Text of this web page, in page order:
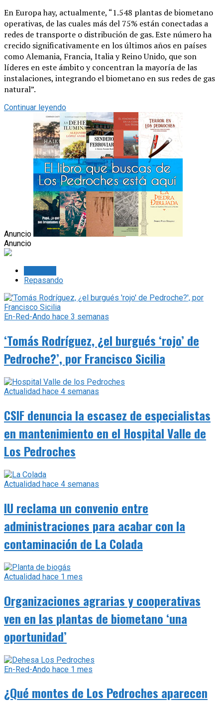
En Europa hay, actualmente, “1.548 plantas de biometano
operativas, de las cuales más del 75% están conectadas a
redes de transporte o distribución de gas. Este número ha
crecido significativamente en los últimos años en países
como Alemania, Francia, Italia y Reino Unido, que son
líderes en este ámbito y concentran la mayoría de las
instalaciones, integrando el biometano en sus redes de gas
natural”.
Continuar leyendo
Anuncio
Anuncio
Repasando
En-Red-Ando hace 3 semanas
‘Tomás Rodríguez, ¿el burgués ‘rojo’ de
Pedroche?’, por Francisco Sicilia
Actualidad hace 4 semanas
CSIF denuncia la escasez de especialistas
en mantenimiento en el Hospital Valle de
Los Pedroches
Actualidad hace 4 semanas
IU reclama un convenio entre
administraciones para acabar con la
contaminación de La Colada
Actualidad hace 1 mes
Organizaciones agrarias y cooperativas
ven en las plantas de biometano ‘una
oportunidad’
En-Red-Ando hace 1 mes
¿Qué montes de Los Pedroches aparecen